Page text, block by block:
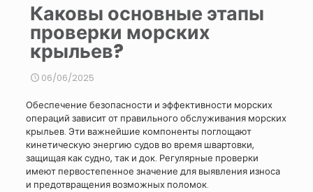
Каковы основные этапы
проверки морских
крыльев?
06/06/2025
Обеспечение безопасности и эффективности морских
операций зависит от правильного обслуживания морских
крыльев. Эти важнейшие компоненты поглощают
кинетическую энергию судов во время швартовки,
защищая как судно, так и док. Регулярные проверки
имеют первостепенное значение для выявления износа
и предотвращения возможных поломок.